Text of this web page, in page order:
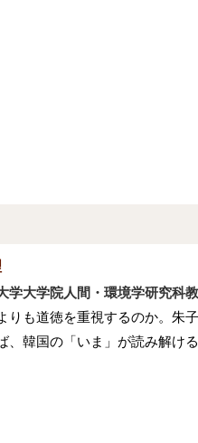
学大学院人間・環境学研究科教
りも道徳を重視するのか。朱
、韓国の「いま」が読み解ける